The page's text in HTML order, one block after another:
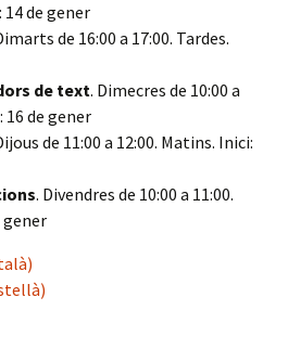
14 de gener
de 16:00 a 17:00. Tardes.
de text. Dimecres de 10:00 a
16 de gener
de 11:00 a 12:00. Matins. Inici:
. Divendres de 10:00 a 11:00.
gener